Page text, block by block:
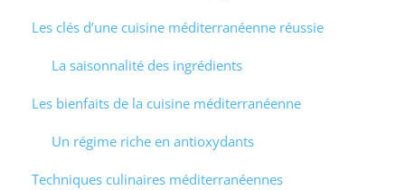
Les clés d’une cuisine méditerranéenne réussie
La saisonnalité des ingrédients
Les bienfaits de la cuisine méditerranéenne
Un régime riche en antioxydants
Techniques culinaires méditerranéennes